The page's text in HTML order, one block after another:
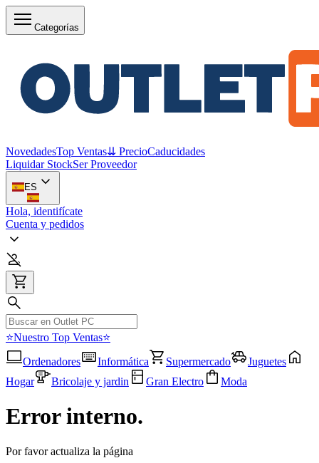
Categorías
NovedadesTop Ventas⇊ PrecioCaducidades
Liquidar StockSer Proveedor
ES
Hola, identifícate
Cuenta y pedidos
⭐Nuestro Top Ventas⭐
Ordenadores
Informática Supermercado
Juguetes
Hogar
Bricolaje y jardin Gran Electro Moda
Error interno.
Por favor actualiza la página